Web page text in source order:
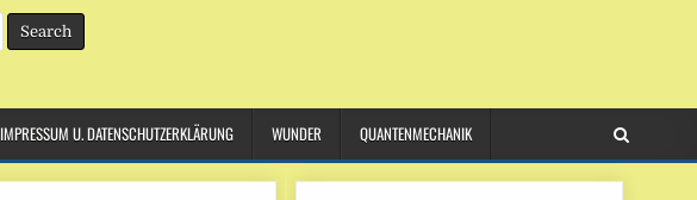
IMPRESSUM U. DATENSCHUTZERKLÄRUNG WUNDER QUANTENMECHANIK